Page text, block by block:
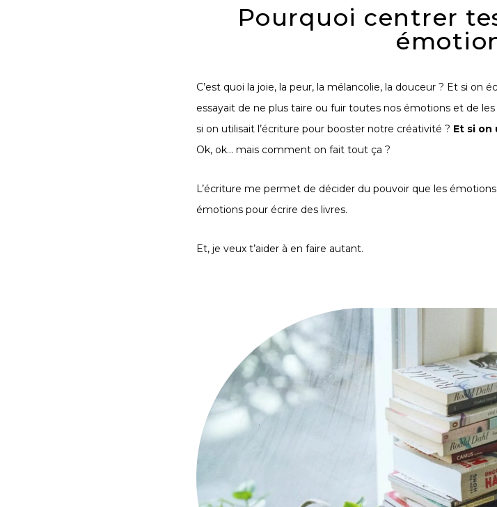
Pourquoi centrer
C’est quoi la joie, la peur, la mélancolie, la douceur ? Et si on
essayait de ne plus taire ou fuir toutesnos émotions et de les
si on utilisait l’écriture pour booster notre créativité ? Et si on
Ok, ok… mais comment on fait tout ça ?
L’écriture me permet de décider du pouvoir que les
émotions pour écrire des livres.
Et, je veux t’aider à en faire autant.